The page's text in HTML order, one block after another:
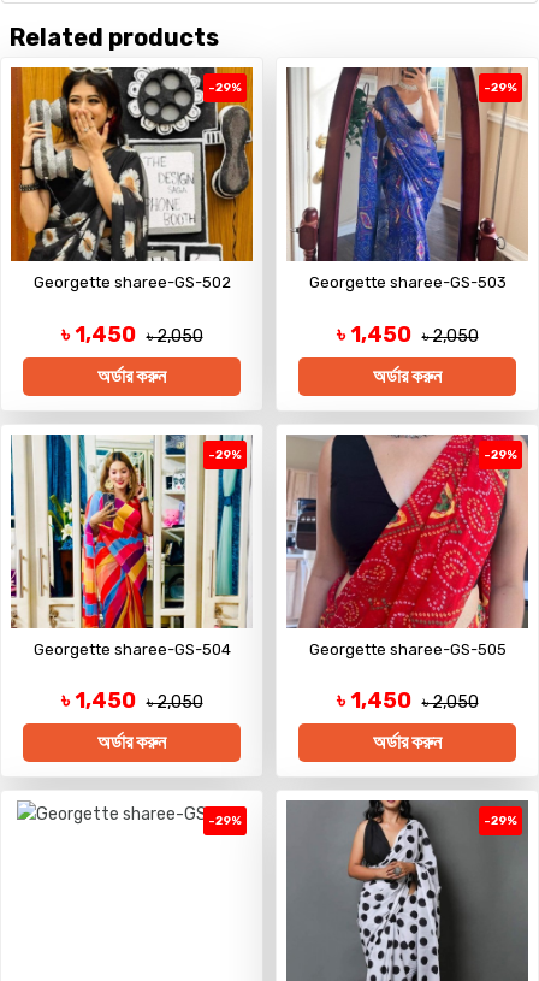
Related products
-29%
Georgette sharee-GS-502
৳ 1,450 ৳ 2,050
অর্ডার করুন
-29%
Georgette sharee-GS-503
৳ 1,450 ৳ 2,050
অর্ডার করুন
-29%
Georgette sharee-GS-504
৳ 1,450 ৳ 2,050
অর্ডার করুন
-29%
Georgette sharee-GS-505
৳ 1,450 ৳ 2,050
অর্ডার করুন
-29% -29%